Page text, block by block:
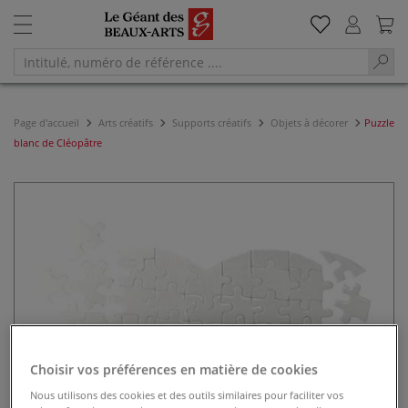
Page d'accueil Arts créatifs Supports créatifs Objets à décorer
Puzzle
blanc de Cléopâtre
Choisir vos préférences en matière de cookies
Nous utilisons des cookies et des outils similaires pour faciliter vos